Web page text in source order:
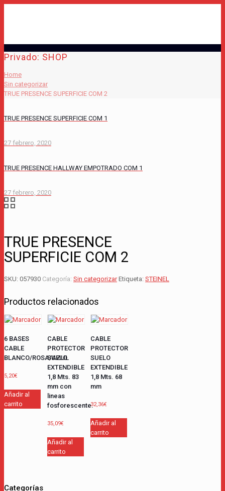
Privado: SHOP
Home
Sin categorizar
TRUE PRESENCE SUPERFICIE COM 2
TRUE PRESENCE SUPERFICIE COM 1
27 febrero, 2020
TRUE PRESENCE HALLWAY EMPOTRADO COM 1
27 febrero, 2020
TRUE PRESENCE
SUPERFICIE COM 2
SKU: 057930 Categoría: Sin categorizar Etiqueta: STEINEL
Productos relacionados
6 BASES
CABLE
BLANCO/ROSA/AZUL
5,20€
Añadir al
carrito
CABLE
PROTECTOR
SUELO
EXTENDIBLE
1,8 Mts. 83
mm con
lineas
fosforescente.
35,09€
Añadir al
carrito
CABLE
PROTECTOR
SUELO
EXTENDIBLE
1,8 Mts. 68
mm
32,36€
Añadir al
carrito
Categorías